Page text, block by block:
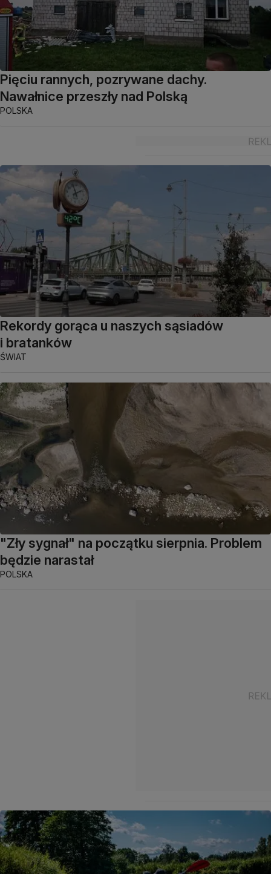
Pięciu rannych, pozrywane dachy.
Nawałnice przeszły nad Polską
POLSKA
Rekordy gorąca u naszych sąsiadów
i bratanków
ŚWIAT
"Zły sygnał" na początku sierpnia. Problem
będzie narastał
POLSKA